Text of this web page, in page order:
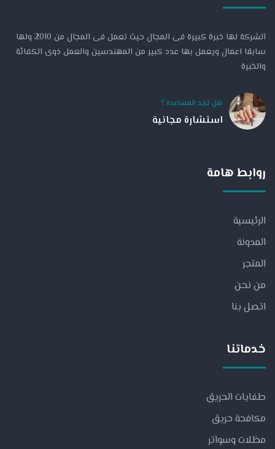
الشركة لها خبرة كبيرة فى المجال حيث تعمل فى المجال من 2010 ولها
سابقا اعمال ويعمل بها عدد كبير من المهندسين والعمل ذوى الكفائة
والخبرة
هل تريد المساعدة ؟
استشارة مجانية
روابط هامة
الرئيسية
المدونة
المتجر
من نحن
اتصل بنا
خدماتنا
طفايات الحريق
مكافحة حريق
مظلات وسواتر